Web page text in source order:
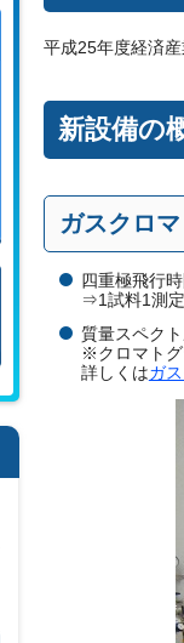
平成25年度経済産
新設備の
ガスクロ
四重極飛行
⇒1試料1測
質量スペク
※クロマトグ
詳しくはガ